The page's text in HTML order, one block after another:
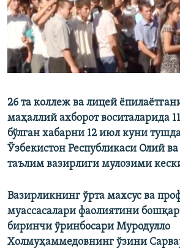
26 та коллеж ва лицей
маҳаллий ахборот воситаларида
бўлган хабарни 12 июл куни
Ўзбекистон Республикаси Олий ва
таълим вазирлиги мулозими
Вазирликнинг ўрта махсус ва
муассасалари фаолиятини
биринчи ўринбосари Муродулло
Холмуҳаммедовнинг ўзини